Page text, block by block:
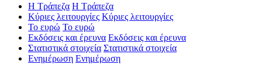
Η Τράπεζα Η Τράπεζα
Κύριες λειτουργίες Κύριες λειτουργίες
Το ευρώ Το ευρώ
Εκδόσεις και έρευνα Εκδόσεις και έρευνα
Στατιστικά στοιχεία Στατιστικά στοιχεία
Ενημέρωση Ενημέρωση